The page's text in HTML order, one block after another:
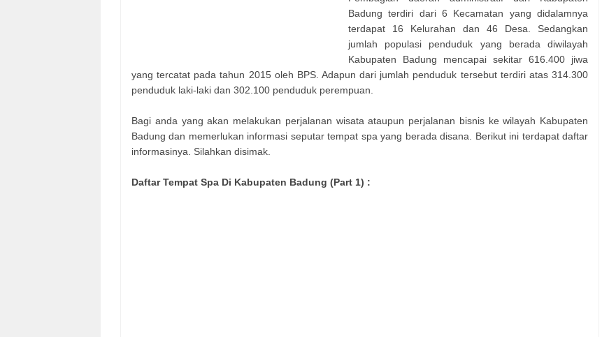
Badung terdiri dari 6 Kecamatan yang didalamnya
terdapat 16 Kelurahan dan 46 Desa. Sedangkan
jumlah populasi penduduk yang berada diwilayah
Kabupaten Badung mencapai sekitar 616.400 jiwa
yang tercatat pada tahun 2015 oleh BPS. Adapun dari jumlah penduduk tersebut terdiri atas 314.300
penduduk laki-laki dan 302.100 penduduk perempuan.
Bagi anda yang akan melakukan perjalanan wisata ataupun perjalanan bisnis ke wilayah Kabupaten
Badung dan memerlukan informasi seputar tempat spa yang berada disana. Berikut ini terdapat daftar
informasinya. Silahkan disimak.
Daftar Tempat Spa Di Kabupaten Badung (Part 1) :